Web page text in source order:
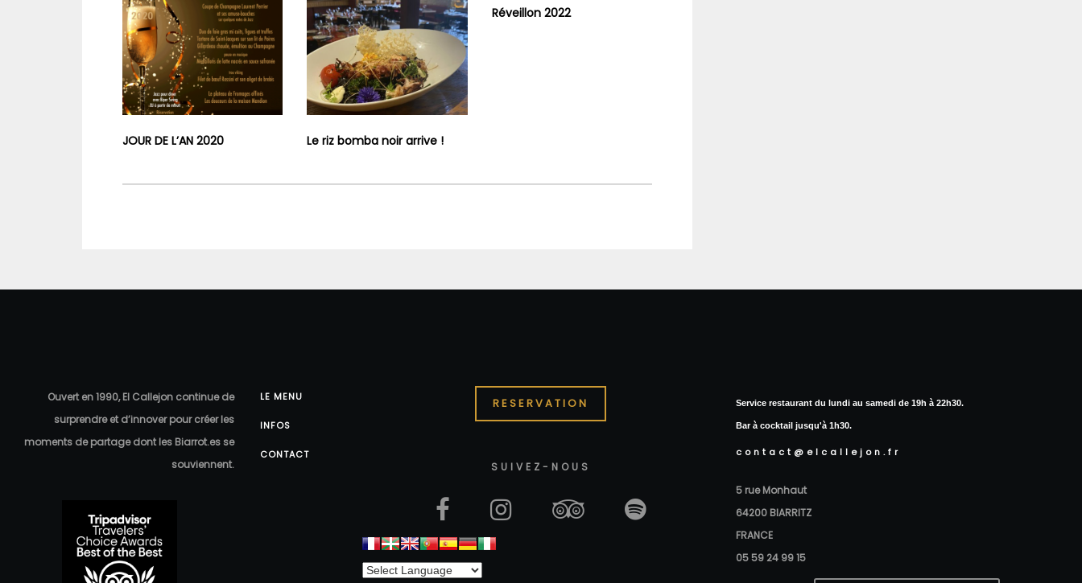
JOUR DE L’AN 2020 Le riz bomba noir arrive !
Réveillon 2022
Ouvert en 1990, El Callejon continue de
surprendre et d’innover pour créer les
moments de partage dont les Biarrot.es se
souviennent.
LE MENU
INFOS
CONTACT
RESERVATION
SUIVEZ-NOUS
Service restaurant du lundi au samedi de 19h à 22h30.
Bar à cocktail jusqu'à 1h30.
contact@elcallejon.fr
5 rue Monhaut
64200 BIARRITZ
FRANCE
05 59 24 99 15